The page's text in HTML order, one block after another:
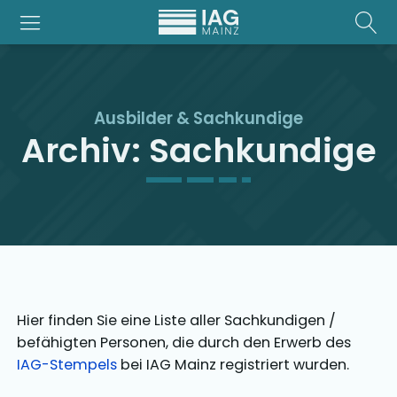
Ausbilder & Sachkundige
Archiv: Sachkundige
Hier finden Sie eine Liste aller Sachkundigen /
befähigten Personen, die durch den Erwerb des
IAG-Stempels bei IAG Mainz registriert wurden.